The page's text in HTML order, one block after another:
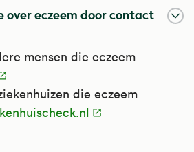
over eczeem door contact
mensen die eczeem
die eczeem